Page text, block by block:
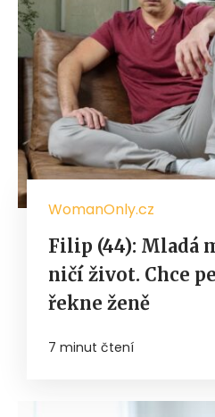
WomanOnly.cz
Filip (44): Mladá
ničí život. Chce
řekne ženě
7 minut čtení